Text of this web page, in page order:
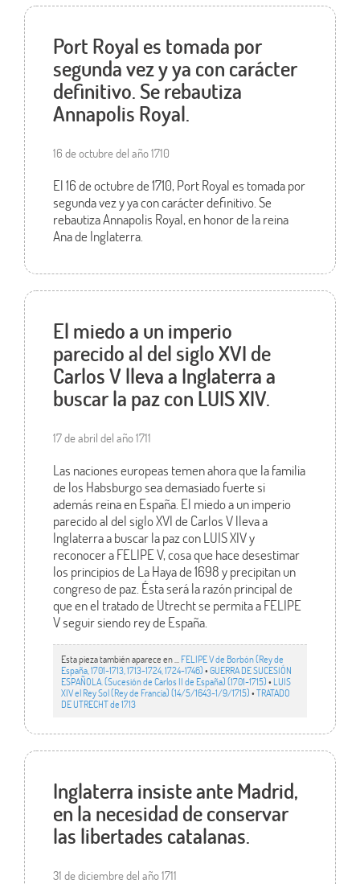
Port Royal es tomada por
segunda vez y ya con carácter
definitivo. Se rebautiza
Annapolis Royal.
16 de octubre del año 1710
El 16 de octubre de 1710, Port Royal es tomada por
segunda vez y ya con carácter definitivo. Se
rebautiza Annapolis Royal, en honor de la reina
Ana de Inglaterra.
El miedo a un imperio
parecido al del siglo XVI de
Carlos V lleva a Inglaterra a
buscar la paz con LUIS XIV.
17 de abril del año 1711
Las naciones europeas temen ahora que la familia
de los Habsburgo sea demasiado fuerte si
además reina en España. El miedo a un imperio
parecido al del siglo XVI de Carlos V lleva a
Inglaterra a buscar la paz con LUIS XIV y
reconocer a FELIPE V, cosa que hace desestimar
los principios de La Haya de 1698 y precipitan un
congreso de paz. Ésta será la razón principal de
que en el tratado de Utrecht se permita a FELIPE
V seguir siendo rey de España.
Esta pieza también aparece en ... FELIPE V de Borbón (Rey de
España, 1701-1713, 1713-1724, 1724-1746)•GUERRA DE SUCESIÓN
ESPAÑOLA. (Sucesión de Carlos II de España) (1701-1715)• LUIS
XIV el Rey Sol (Rey de Francia) (14/5/1643-1/9/1715)•TRATADO
DE UTRECHT de 1713
Inglaterra insiste ante Madrid,
en la necesidad de conservar
las libertades catalanas.
31 de diciembre del año 1711